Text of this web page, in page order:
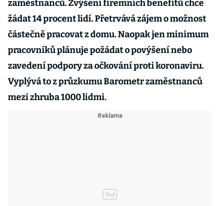
zaměstnanců. Zvýšení firemních benefitů chce
žádat 14 procent lidí. Přetrvává zájem o možnost
částečně pracovat z domu. Naopak jen minimum
pracovníků plánuje požádat o povýšení nebo
zavedení podpory za očkování proti koronaviru.
Vyplývá to z průzkumu Barometr zaměstnanců
mezi zhruba 1000 lidmi.